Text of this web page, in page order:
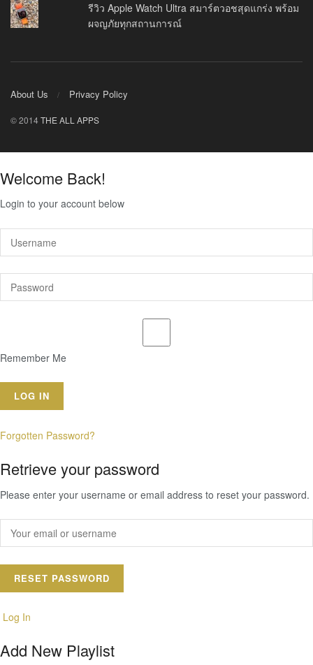
รีวิว Apple Watch Ultra สมาร์ตวอชสุดแกร่ง พร้อม
ผจญภัยทุกสถานการณ์
About Us Privacy Policy
© 2014THE ALL APPS
Welcome Back!
Login to your account below
Remember Me
Forgotten Password?
Retrieve your password
Please enter your username or email address to reset your password.
Log In
Add New Playlist